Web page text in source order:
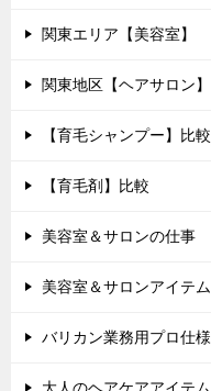
関東エリア【美容室】
関東地区【ヘアサロン】
【育毛シャンプー】比較
【育毛剤】比較
美容室＆サロンの仕事
美容室＆サロンアイテム
バリカン業務用プロ仕様